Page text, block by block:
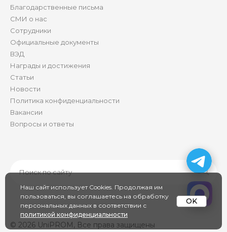
Благодарственные письма
СМИ о нас
Сотрудники
Официальные документы
ВЭД
Награды и достижения
Статьи
Новости
Политика конфиденциальности
Вакансии
Вопросы и ответы
© 2026 UniPROM, Все права защищены
Наш сайт использует Cookies. Продолжая им
пользоваться, вы соглашаетесь на обработку
персональных данных в соответствии с
политикой конфиденциальности
OK